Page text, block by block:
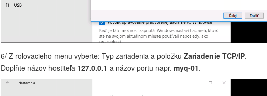
6/ Z rolovacieho menu vyberte: Typ zariadenia a položku Zariadenie TCP/IP.
Doplňte názov hostiteľa 127.0.0.1 a názov portu napr. myq-01.